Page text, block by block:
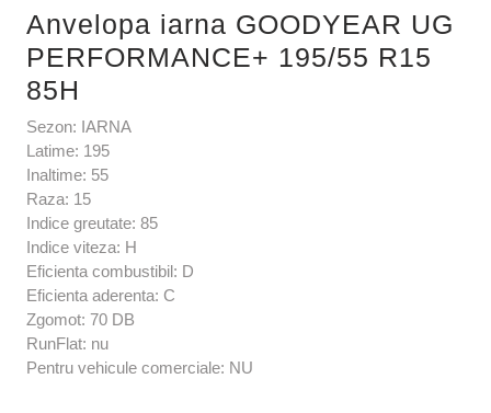
Anvelopa iarna GOODYEAR UG
PERFORMANCE+ 195/55 R15
85H
Sezon: IARNA
Latime: 195
Inaltime: 55
Raza: 15
Indice greutate: 85
Indice viteza: H
Eficienta combustibil: D
Eficienta aderenta: C
Zgomot: 70 DB
RunFlat: nu
Pentru vehicule comerciale: NU